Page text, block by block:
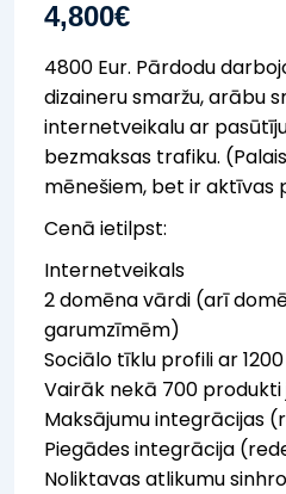
4,800€
4800 Eur. Pārdodu
dizaineru smaržu, arābu
internetveikalu ar
bezmaksas trafiku.
mēnešiem, bet ir aktīvas
Cenā ietilpst:
Internetveikals
2 domēna vārdi (arī
garumzīmēm)
Sociālo tīklu profili ar
Vairāk nekā 700
Maksājumu integrācijas
Piegādes integrācija
Noliktavas atlikumu